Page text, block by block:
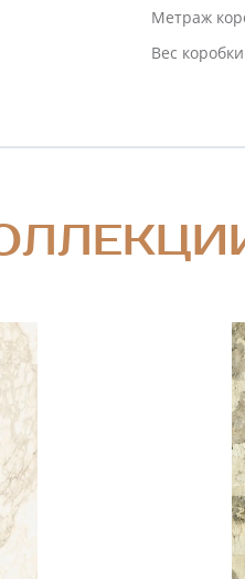
Метраж
Вес коробки